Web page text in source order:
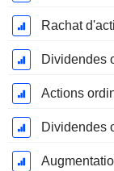
Rachat
Dividendes
Dividendes